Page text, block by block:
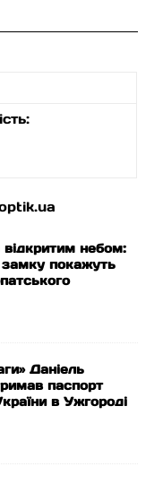
відкритим небом:
покажуть
Даніель
паспорт
в Ужгороді